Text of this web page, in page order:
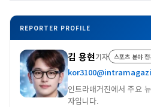
REPORTER PROFILE
김 용현기자 스포츠 분야
인트라매거진에서 주요
자입니다.